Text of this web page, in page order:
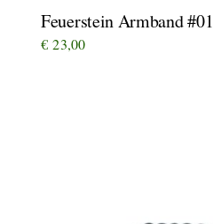
Feuerstein Armband #01
€ 23,00